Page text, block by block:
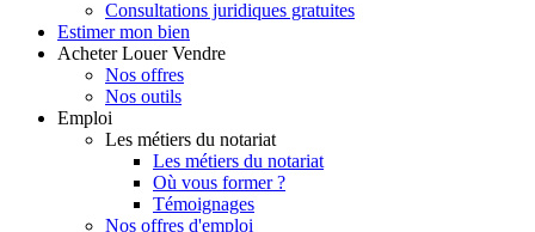
Consultations juridiques gratuites
Estimer mon bien
Acheter Louer Vendre
Nos offres
Nos outils
Emploi
Les métiers du notariat
Les métiers du notariat
Où vous former ?
Témoignages
Nos offres d'emploi